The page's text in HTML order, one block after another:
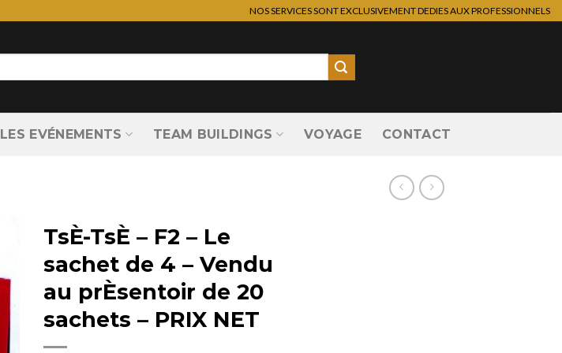
NOS SERVICES SONT EXCLUSIVEMENT DEDIES AUX PROFESSIONNELS
LES EVÉNEMENTS TEAM BUILDINGS VOYAGE CONTACT
TsÈ-TsÈ – F2 – Le
sachet de 4 – Vendu
au prÈsentoir de 20
sachets – PRIX NET